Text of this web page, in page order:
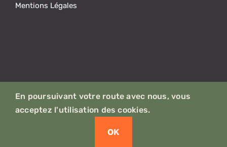
Mentions Légales
Notre engagement planète.
© Copyright 2021 - 2026 | NordVans - Aménagement
artisanal de Vans & Fourgons - Tous droits réservés
En poursuivant votre route avec nous, vous
acceptez l'utilisation des cookies.
OK